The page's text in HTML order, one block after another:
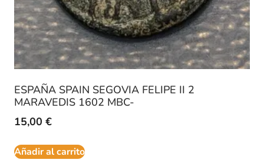
ESPAÑA SPAIN SEGOVIA FELIPE II 2
MARAVEDIS 1602 MBC-
15,00 €
Añadir al carrito